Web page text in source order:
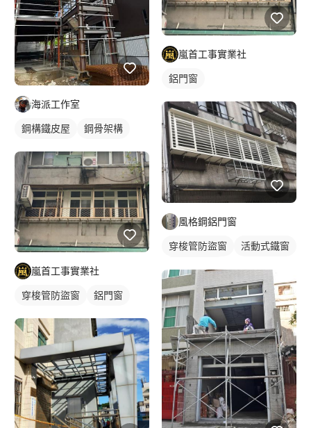
海派工作室
鋼構鐵皮屋 鋼骨架構
嵐首工事實業社
穿梭管防盜窗 鋁門窗
嵐首工事實業社
鋁門窗
風格鋼鋁門窗
穿梭管防盜窗
活動式鐵窗